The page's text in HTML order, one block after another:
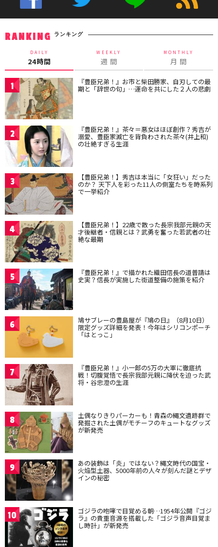
RANKING ランキング
DAILY
24時間
WEEKLY
週 間
MONTHLY
月 間
1 『豊臣兄弟！』お市と柴田勝家、自刃しての最
期と「辞世の句」…運命を共にした２人の悲劇
2 『豊臣兄弟！』茶々＝悪女はほぼ創作？秀吉が
溺愛、豊臣家滅亡を背負わされた茶々(井上和)
の壮絶すぎる生涯
3 【豊臣兄弟！】秀吉は本当に「女狂い」だった
のか？ 天下人を彩った11人の側室たちを時系列
で一挙紹介
4 【豊臣兄弟！】22歳で散った長宗我部元親の天
才後継者・信親とは？武勇を奮った若武者の壮
絶な最期
5 『豊臣兄弟！』で描かれた織田信長の道普請は
史実？信長が実施した街道整備の施策を紹介
6 鳩サブレーの豊島屋が『鳩の日』（8月10日）
限定グッズ詳細を発表！今年はシリコンポーチ
「はとっこ」
7 『豊臣兄弟！』小一郎の5万の大軍に徹底抗
戦！切腹覚悟で長宗我部元親に降伏を迫った武
将・谷忠澄の生涯
8 土偶なりきりパーカーも！青森の縄文遺跡群で
発掘された土偶がモチーフのキュートなグッズ
が新発売
9 あの装飾は「炎」ではない？縄文時代の国宝・
火焔型土器、5000年前の人々が刻んだ謎とデザ
インの秘密
10 ゴジラの咆哮で目覚める朝…1954年公開『ゴジ
ラ』の貴重音源を搭載した「ゴジラ音声目覚ま
し時計」が新発売